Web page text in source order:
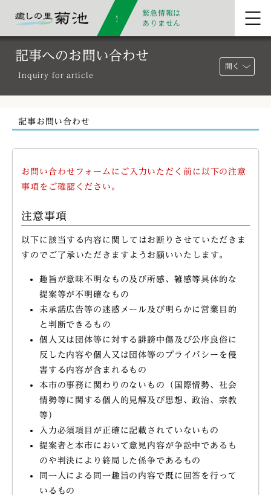
緊急情報は
ありません
記事へのお問い合わせ
Inquiry for article
開く
記事お問い合わせ
お問い合わせフォームにご入力いただく前に以下の注意
事項をご確認ください。
注意事項
以下に該当する内容に関してはお断りさせていただきま
すのでご了承いただきますようお願いいたします。
趣旨が意味不明なもの及び所感、雑感等具体的な
提案等が不明確なもの
未承諾広告等の迷惑メール及び明らかに営業目的
と判断できるもの
個人又は団体等に対する誹謗中傷及び公序良俗に
反した内容や個人又は団体等のプライバシーを侵
害する内容が含まれるもの
本市の事務に関わりのないもの（国際情勢、社会
情勢等に関する個人的見解及び思想、政治、宗教
等）
入力必須項目が正確に記載されていないもの
提案者と本市において意見内容が争訟中であるも
のや判決により終局した係争であるもの
同一人による同一趣旨の内容で既に回答を行って
いるもの